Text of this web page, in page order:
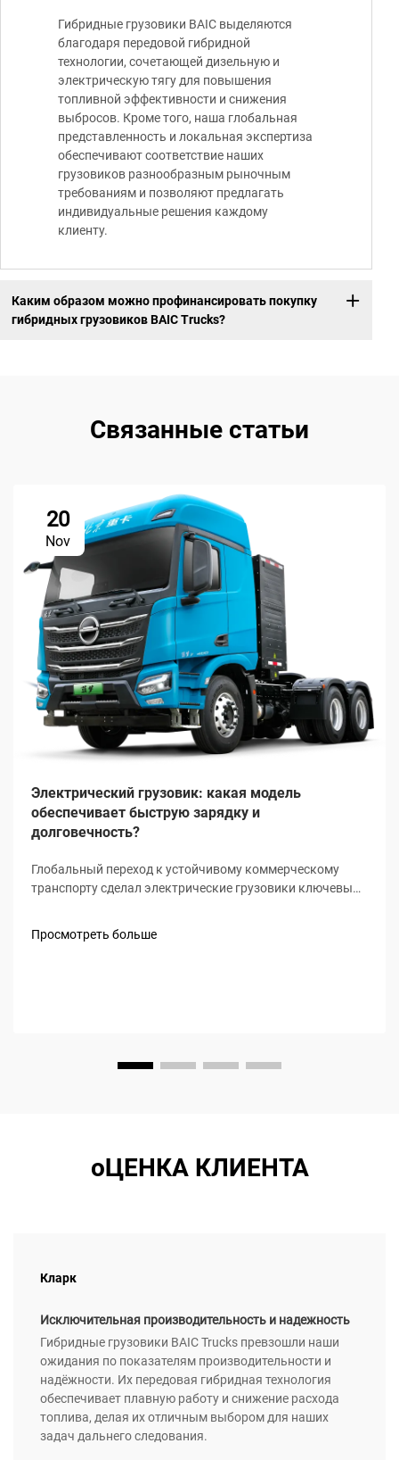
Гибридные грузовики BAIC выделяются
благодаря передовой гибридной
технологии, сочетающей дизельную и
электрическую тягу для повышения
топливной эффективности и снижения
выбросов. Кроме того, наша глобальная
представленность и локальная экспертиза
обеспечивают соответствие наших
грузовиков разнообразным рыночным
требованиям и позволяют предлагать
индивидуальные решения каждому
клиенту.
Каким образом можно профинансировать покупку
гибридных грузовиков BAIC Trucks?
Связанные статьи
20
Nov
Электрический грузовик: какая модель
обеспечивает быструю зарядку и
долговечность?
Глобальный переход к устойчивому коммерческому
транспорту сделал электрические грузовики ключевым
длительный срок службы выступают двумя
Просмотреть больше
оЦЕНКА КЛИЕНТА
Кларк
Исключительная производительность и надежность
Гибридные грузовики BAIC Trucks превзошли наши
ожидания по показателям производительности и
надёжности. Их передовая гибридная технология
обеспечивает плавную работу и снижение расхода
топлива, делая их отличным выбором для наших
задач дальнего следования.